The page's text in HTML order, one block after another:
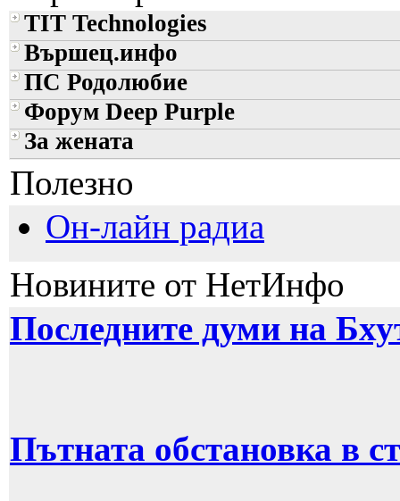
TIT Technologies
Вършец.инфо
ПС Родолюбие
Форум Deep Purple
За жената
Полезно
Он-лайн радиа
Новините от НетИнфо
Последните думи на
Пътната обстановка в